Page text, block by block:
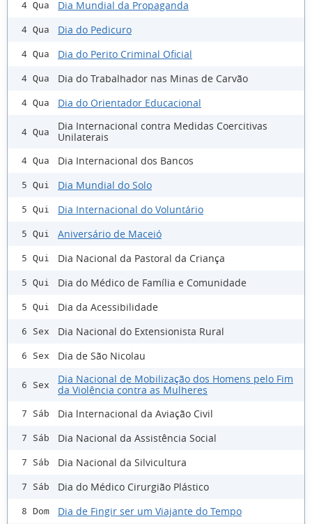
4 Qua Dia Mundial da Propaganda
4 Qua Dia do Pedicuro
4 Qua Dia do Perito Criminal Oficial
4 Qua Dia do Trabalhador nas Minas de Carvão
4 Qua Dia do Orientador Educacional
4 Qua
Dia Internacional contra Medidas Coercitivas
Unilaterais
4 Qua Dia Internacional dos Bancos
5 Qui Dia Mundial do Solo
5 Qui Dia Internacional do Voluntário
5 Qui Aniversário de Maceió
5 Qui Dia Nacional da Pastoral da Criança
5 Qui Dia do Médico de Família e Comunidade
5 Qui Dia da Acessibilidade
6 Sex Dia Nacional do Extensionista Rural
6 Sex Dia de São Nicolau
6 Sex
Dia Nacional de Mobilização dos Homens pelo Fim
da Violência contra as Mulheres
7 Sáb Dia lnternacional da Aviação Civil
7 Sáb Dia Nacional da Assistência Social
7 Sáb Dia Nacional da Silvicultura
7 Sáb Dia do Médico Cirurgião Plástico
8 Dom Dia de Fingir ser um Viajante do Tempo